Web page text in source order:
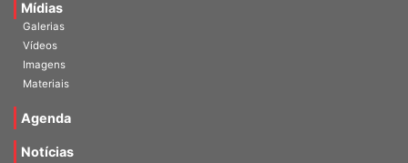
Mídias
Galerias
Vídeos
Imagens